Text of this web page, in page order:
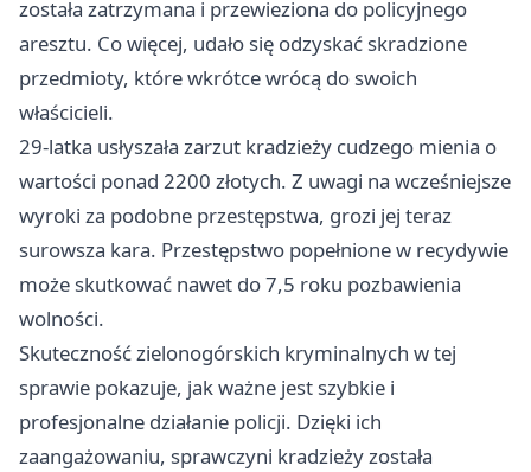
została zatrzymana i przewieziona do policyjnego
aresztu. Co więcej, udało się odzyskać skradzione
przedmioty, które wkrótce wrócą do swoich
właścicieli.
29-latka usłyszała zarzut kradzieży cudzego mienia o
wartości ponad 2200 złotych. Z uwagi na wcześniejsze
wyroki za podobne przestępstwa, grozi jej teraz
surowsza kara. Przestępstwo popełnione w recydywie
może skutkować nawet do 7,5 roku pozbawienia
wolności.
Skuteczność zielonogórskich kryminalnych w tej
sprawie pokazuje, jak ważne jest szybkie i
profesjonalne działanie policji. Dzięki ich
zaangażowaniu, sprawczyni kradzieży została